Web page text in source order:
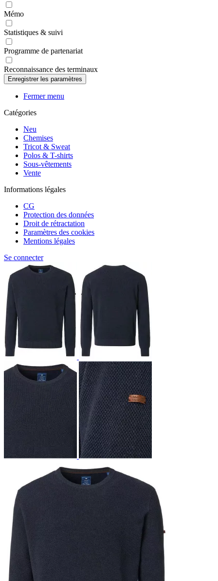
Mémo
Statistiques & suivi
Programme de partenariat
Reconnaissance des terminaux
Fermer menu
Catégories
Neu
Chemises
Tricot & Sweat
Polos & T-shirts
Sous-vêtements
Vente
Informations légales
CG
Protection des données
Droit de rétractation
Paramètres des cookies
Mentions légales
Se connecter